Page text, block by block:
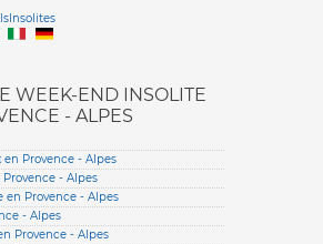
WEEK-END INSOLITE
- ALPES
Provence - Alpes
- Alpes
en Provence - Alpes
- Alpes
Provence - Alpes